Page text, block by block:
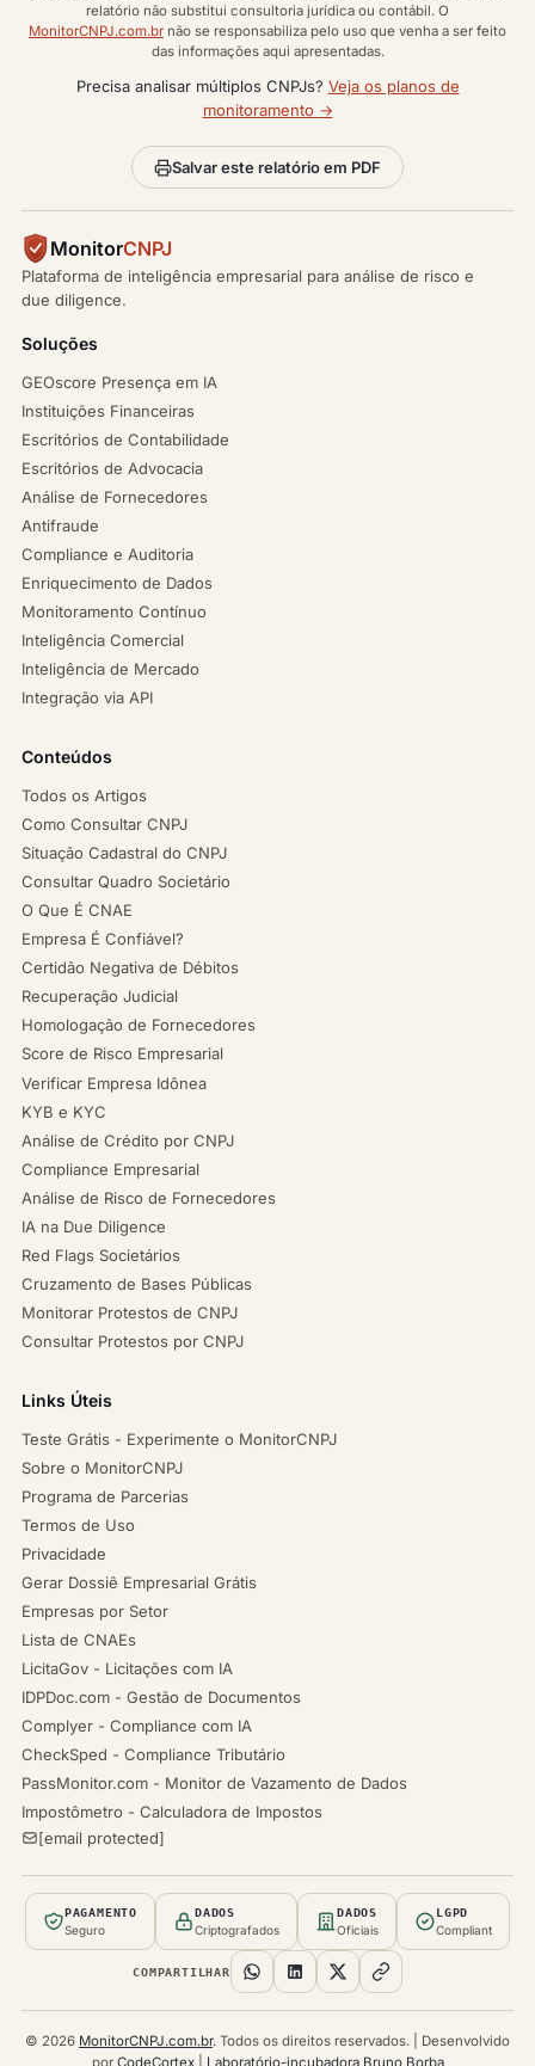
relatório não substitui consultoria jurídica ou contábil. O
MonitorCNPJ.com.br não se responsabiliza pelo uso que venha a ser feito
das informações aqui apresentadas.
Precisa analisar múltiplos CNPJs? Veja os planos de
monitoramento →
Salvar este relatório em PDF
MonitorCNPJ
Plataforma de inteligência empresarial para análise de risco e
due diligence.
Soluções
GEOscore Presença em IA
Instituições Financeiras
Escritórios de Contabilidade
Escritórios de Advocacia
Análise de Fornecedores
Antifraude
Compliance e Auditoria
Enriquecimento de Dados
Monitoramento Contínuo
Inteligência Comercial
Inteligência de Mercado
Integração via API
Conteúdos
Todos os Artigos
Como Consultar CNPJ
Situação Cadastral do CNPJ
Consultar Quadro Societário
O Que É CNAE
Empresa É Confiável?
Certidão Negativa de Débitos
Recuperação Judicial
Homologação de Fornecedores
Score de Risco Empresarial
Verificar Empresa Idônea
KYB e KYC
Análise de Crédito por CNPJ
Compliance Empresarial
Análise de Risco de Fornecedores
IA na Due Diligence
Red Flags Societários
Cruzamento de Bases Públicas
Monitorar Protestos de CNPJ
Consultar Protestos por CNPJ
Links Úteis
Teste Grátis - Experimente o MonitorCNPJ
Sobre o MonitorCNPJ
Programa de Parcerias
Termos de Uso
Privacidade
Gerar Dossiê Empresarial Grátis
Empresas por Setor
Lista de CNAEs
LicitaGov - Licitações com IA
IDPDoc.com - Gestão de Documentos
Complyer - Compliance com IA
CheckSped - Compliance Tributário
PassMonitor.com - Monitor de Vazamento de Dados
Impostômetro - Calculadora de Impostos
[email protected]
PAGAMENTO
Seguro
DADOS
Criptografados
DADOS
Oficiais
LGPD
Compliant
COMPARTILHAR
© 2026 MonitorCNPJ.com.br. Todos os direitos reservados. | Desenvolvido
por CodeCortex| Laboratório-incubadora Bruno Borba